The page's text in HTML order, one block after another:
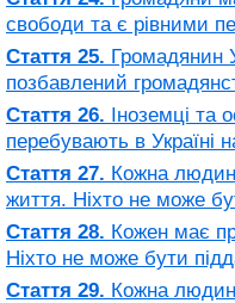
свободи та є рівними
Стаття 25. Громадянин
позбавлений
Стаття 26. Іноземці та
перебувають в Україні
Стаття 27. Кожна
життя. Ніхто не може
Стаття 28. Кожен має
Ніхто не може бути
Стаття 29. Кожна